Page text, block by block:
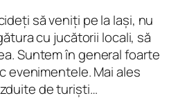
să veniți pe la Iași, nu
cu jucătorii locali, să
Suntem în general foarte
evenimentele. Mai ales
de turiști…